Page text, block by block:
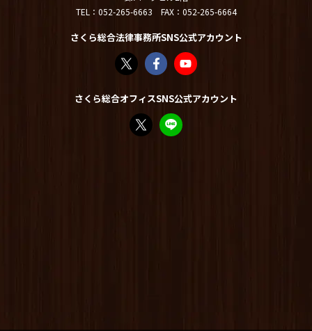
TEL： 052-265-6663 FAX：052-265-6664
さくら総合法律事務所SNS公式アカウント
さくら総合法律事務所（@sakurasogolaw
さくら総合法律事務所 | Facebook
さくら総合法律事務所 -
さくら総合オフィスSNS公式アカウント
FP竹内美土璃（@fpsakurasogo）さん
教えてみどり先生【公式LINE】